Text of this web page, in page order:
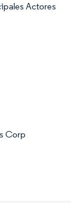
Actores
Corp